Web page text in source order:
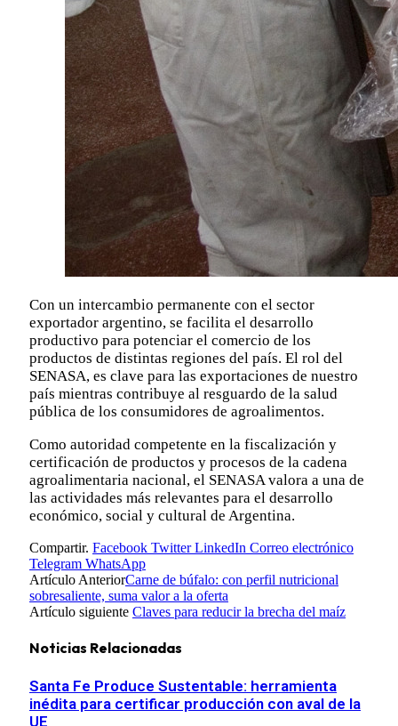
Con un intercambio permanente con el sector
exportador argentino, se facilita el desarrollo
productivo para potenciar el comercio de los
productos de distintas regiones del país. El rol del
SENASA, es clave para las exportaciones de nuestro
país mientras contribuye al resguardo de la salud
pública de los consumidores de agroalimentos.
Como autoridad competente en la fiscalización y
certificación de productos y procesos de la cadena
agroalimentaria nacional, el SENASA valora a una de
las actividades más relevantes para el desarrollo
económico, social y cultural de Argentina.
Compartir. Facebook Twitter LinkedIn Correo electrónico
Telegram WhatsApp
Artículo AnteriorCarne de búfalo: con perfil nutricional
sobresaliente, suma valor a la oferta
Artículo siguiente Claves para reducir la brecha del maíz
Noticias Relacionadas
Santa Fe Produce Sustentable: herramienta
inédita para certificar producción con aval de la
UE